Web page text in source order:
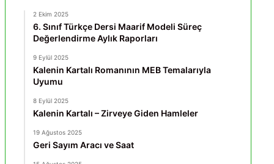
2 Ekim 2025
6. Sınıf Türkçe Dersi Maarif Modeli Süreç
Değerlendirme Aylık Raporları
9 Eylül 2025
Kalenin Kartalı Romanının MEB Temalarıyla
Uyumu
8 Eylül 2025
Kalenin Kartalı – Zirveye Giden Hamleler
19 Ağustos 2025
Geri Sayım Aracı ve Saat